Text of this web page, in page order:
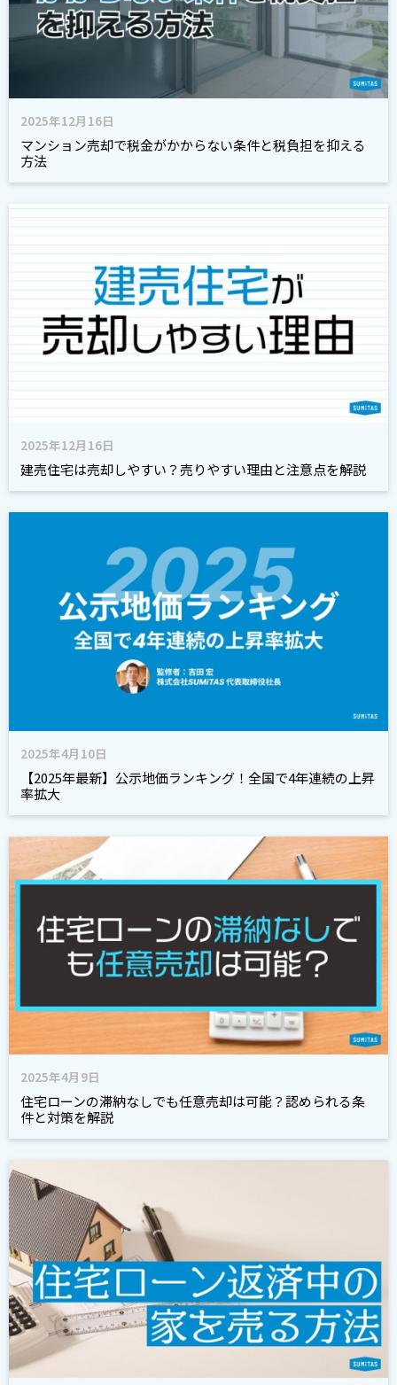
2025年12月16日
マンション売却で税金がかからない条件と税負担を抑える
方法
2025年12月16日
建売住宅は売却しやすい？売りやすい理由と注意点を解説
2025年4月10日
【2025年最新】公示地価ランキング！全国で4年連続の上昇
率拡大
2025年4月9日
住宅ローンの滞納なしでも任意売却は可能？認められる条
件と対策を解説